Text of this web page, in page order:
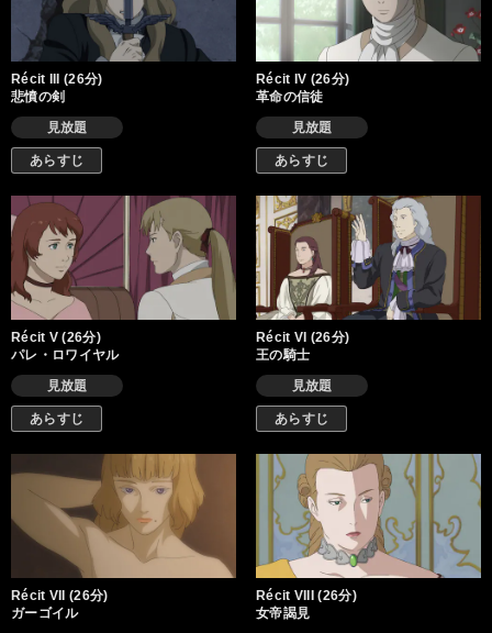
Récit III (26分)
悲憤の剣
見放題
あらすじ
Récit IV (26分)
革命の信徒
見放題
あらすじ
Récit V (26分)
パレ・ロワイヤル
見放題
あらすじ
Récit VI (26分)
王の騎士
見放題
あらすじ
Récit VII (26分)
ガーゴイル
Récit VIII (26分)
女帝謁見